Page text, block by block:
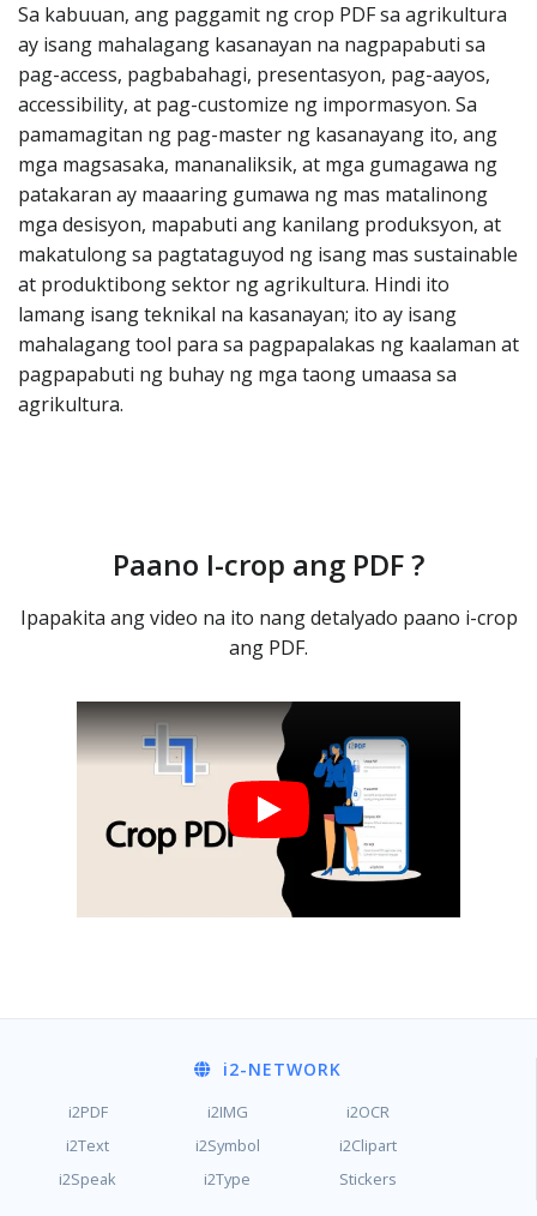
Sa kabuuan, ang paggamit ng crop PDF sa agrikultura
ay isang mahalagang kasanayan na nagpapabuti sa
pag-access, pagbabahagi, presentasyon, pag-aayos,
accessibility, at pag-customize ng impormasyon. Sa
pamamagitan ng pag-master ng kasanayang ito, ang
mga magsasaka, mananaliksik, at mga gumagawa ng
patakaran ay maaaring gumawa ng mas matalinong
mga desisyon, mapabuti ang kanilang produksyon, at
makatulong sa pagtataguyod ng isang mas sustainable
at produktibong sektor ng agrikultura. Hindi ito
lamang isang teknikal na kasanayan; ito ay isang
mahalagang tool para sa pagpapalakas ng kaalaman at
pagpapabuti ng buhay ng mga taong umaasa sa
agrikultura.
Paano I-crop ang PDF ?
Ipapakita ang video na ito nang detalyado paano i-crop
ang PDF.
i2-NETWORK
i2PDF i2IMG
i2OCR
i2Text
i2Symbol
i2Clipart
i2Speak
i2Type Stickers